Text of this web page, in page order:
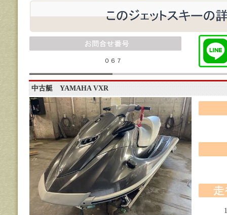
０６７
中古艇 YAMAHA VXR